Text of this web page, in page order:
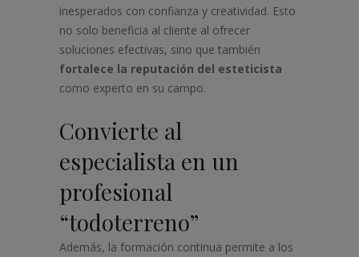
inesperados con confianza y creatividad. Esto
no solo beneficia al cliente al ofrecer
soluciones efectivas, sino que también
fortalece la reputación del esteticista
como experto en su campo.
Convierte al
especialista en un
profesional
“todoterreno”
Además, la formación continua permite a los